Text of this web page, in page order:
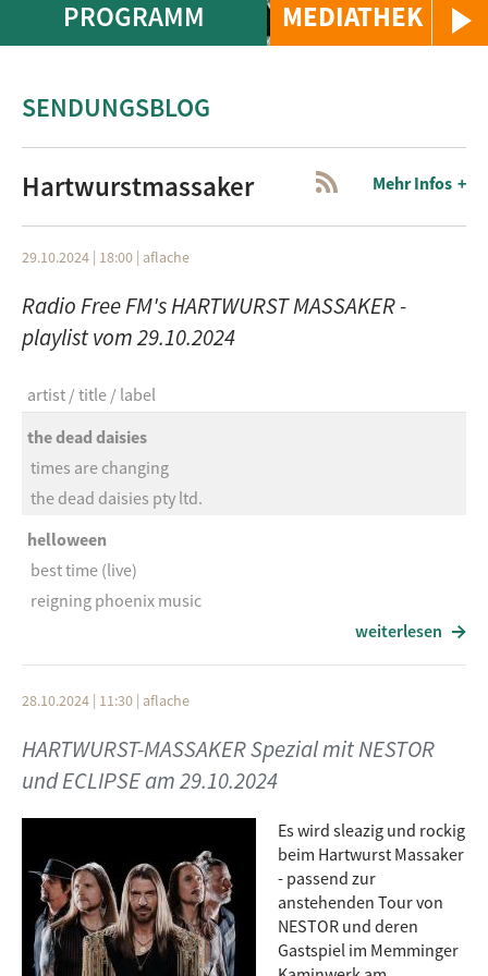
MEDIATHEK
PROGRAMM
SENDUNGSBLOG
Hartwurstmassaker Mehr Infos
29.10.2024 | 18:00 | aflache
Radio Free FM's HARTWURST MASSAKER -
playlist vom 29.10.2024
artist title
label
the dead daisies
times are changing
the dead daisies pty ltd.
helloween
best time (live)
reigning phoenix music
in darkness
century media records
unto others
angel of the night
apocalypse blues
frontiers music
eclipse
weiterlesen
28.10.2024 | 11:30 | aflache
HARTWURST-MASSAKER Spezial mit NESTOR
und ECLIPSE am 29.10.2024
Es wird sleazig und rockig
beim Hartwurst Massaker
- passend zur
anstehenden Tour von
NESTOR und deren
Gastspiel im Memminger